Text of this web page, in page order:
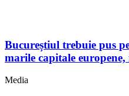
Bucureștiul trebuie pus
marile capitale
Media